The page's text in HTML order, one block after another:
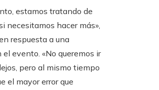
estamos tratando de
necesitamos hacer más»,
respuesta a una
el evento. «No queremos ir
pero al mismo tiempo
el mayor error que